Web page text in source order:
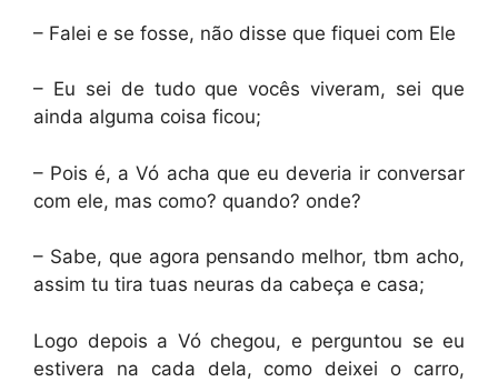
– Falei e se fosse, não disse que fiquei com Ele
– Eu sei de tudo que vocês viveram, sei que
ainda alguma coisa ficou;
– Pois é, a Vó acha que eu deveria ir conversar
com ele, mas como? quando? onde?
– Sabe, que agora pensando melhor, tbm acho,
assim tu tira tuas neuras da cabeça e casa;
Logo depois a Vó chegou, e perguntou se eu
estivera na cada dela, como deixei o carro,